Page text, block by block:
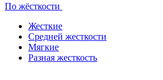
По жёсткости
Жесткие
Средней жесткости
Мягкие
Разная жесткость